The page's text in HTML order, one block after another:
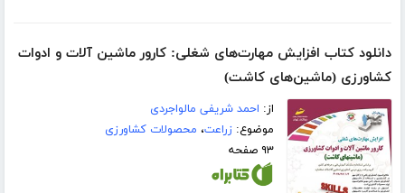
دانلود کتاب افزایش مهارت‌های شغلی: کارور ماشین آلات و ادوات
کشاورزی (ماشین‌های کاشت)
از: احمد شریفی مالواجردی
موضوع:زراعت، محصولات کشاورزی
۹۳ صفحه